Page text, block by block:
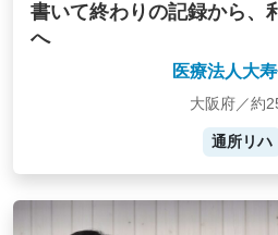
書いて終わりの記録から、
へ
医療法人大
大阪府／約
通所リハ